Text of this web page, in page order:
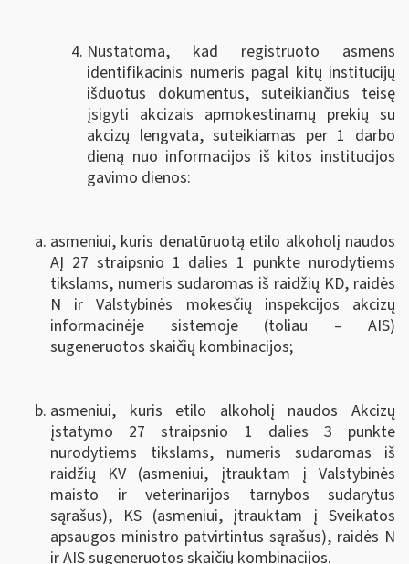
Nustatoma, kad registruoto asmens
identifikacinis numeris pagal kitų institucijų
išduotus dokumentus, suteikiančius teisę
įsigyti akcizais apmokestinamų prekių su
akcizų lengvata, suteikiamas per 1 darbo
dieną nuo informacijos iš kitos institucijos
gavimo dienos:
asmeniui, kuris denatūruotą etilo alkoholį naudos
AĮ 27 straipsnio 1 dalies 1 punkte nurodytiems
tikslams, numeris sudaromas iš raidžių KD, raidės
N ir Valstybinės mokesčių inspekcijos akcizų
informacinėje sistemoje (toliau ‒ AIS)
sugeneruotos skaičių kombinacijos;
asmeniui, kuris etilo alkoholį naudos Akcizų
įstatymo 27 straipsnio 1 dalies 3 punkte
nurodytiems tikslams, numeris sudaromas iš
raidžių KV (asmeniui, įtrauktam į Valstybinės
maisto ir veterinarijos tarnybos sudarytus
sąrašus), KS (asmeniui, įtrauktam į Sveikatos
apsaugos ministro patvirtintus sąrašus), raidės N
ir AIS sugeneruotos skaičių kombinacijos.